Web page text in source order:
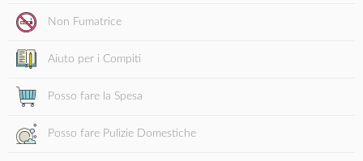
Non Fumatrice
Aiuto per i Compiti
Posso fare la Spesa
Posso fare Pulizie Domestiche